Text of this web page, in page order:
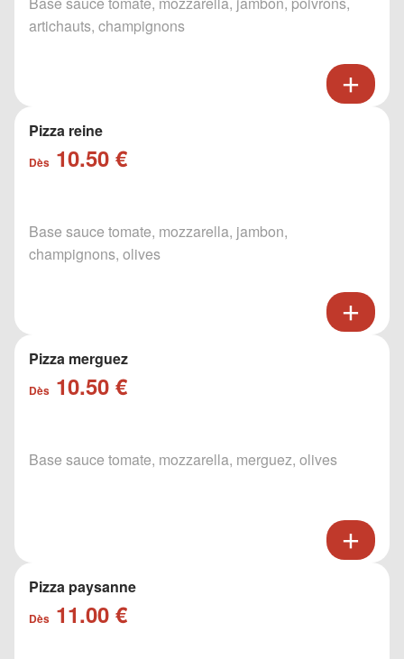
artichauts, champignons
Pizza reine
Dès 10.50 €
Base sauce tomate, mozzarella, jambon,
champignons, olives
Pizza merguez
Dès 10.50 €
Base sauce tomate, mozzarella, merguez, olives
Pizza paysanne
Dès 11.00 €